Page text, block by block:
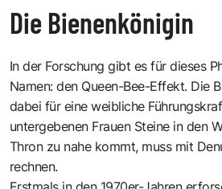
Die Bienenkönigin
In der Forschung gibt es für dieses
Namen: den Queen-Bee-Effekt. Die
dabei für eine weibliche
untergebenen Frauen Steine in den
Thron zu nahe kommt, muss mit
rechnen.